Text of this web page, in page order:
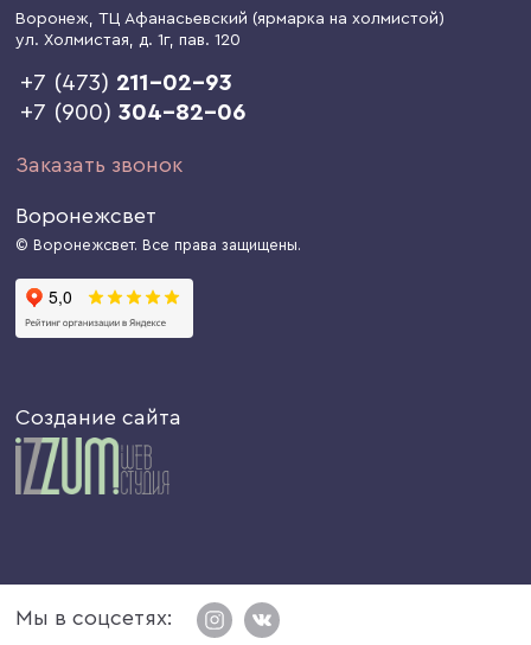
Воронеж, ТЦ Афанасьевский (ярмарка на холмистой)
ул. Холмистая, д. 1г, пав. 120
+7 (473) 211-02-93
+7 (900)304-82-06
Заказать звонок
Воронежсвет
© Воронежсвет. Все права защищены.
Создание сайта
Мы в соцсетях: